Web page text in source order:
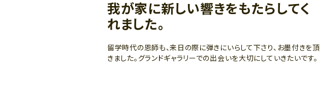
我が家に新しい響きをもたらしてく
れました。
留学時代の恩師も、来日の際に弾きにいらして下さり、お墨付きを頂
きました。グランドギャラリーでの出会いを大切にしていきたいです。